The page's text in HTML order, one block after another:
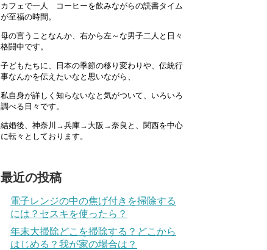
カフェで一人 コーヒーを飲みながらの読書タイム
が至福の時間。
母の言うことなんか、右から左～な男子二人と日々
格闘中です。
子どもたちに、日本の季節の移り変わりや、伝統行
事なんかを伝えたいなと思いながら、
私自身が詳しく知らないなと気がついて、いろいろ
調べる日々です。
結婚後、神奈川→兵庫→大阪→奈良と、関西を中心
に転々としております。
最近の投稿
電子レンジの中の焦げ付きを掃除する
には？セスキを使ったら？
年末大掃除どこを掃除する？どこから
はじめる？我が家の場合は？